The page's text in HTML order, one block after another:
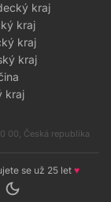
kraj
kraj
kraj
kraj
kraj
00, Česká republika
se už 25 let ♥
dark_mode